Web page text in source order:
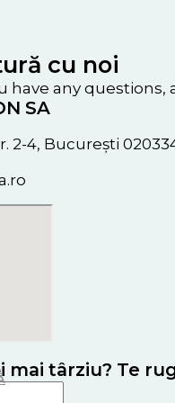
cu noi
have any
SA
2-4, București
mai târziu? Te